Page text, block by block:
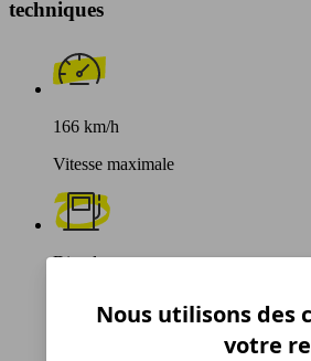
techniques
166 km/h
Vitesse maximale
Diesel
Nous utilisons des
votre